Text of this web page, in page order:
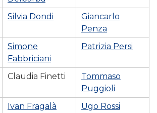
Silvia Dondi
Giancarlo
Penza
Simone
Fabbriciani
Patrizia Persi
Claudia Finetti
Tommaso
Puggioli
Ivan Fragalà Ugo Rossi